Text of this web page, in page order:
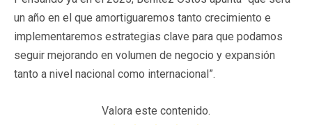
un año en el que amortiguaremos tanto crecimiento e
implementaremos estrategias clave para que podamos
seguir mejorando en volumen de negocio y expansión
tanto a nivel nacional como internacional”.
Valora este contenido.